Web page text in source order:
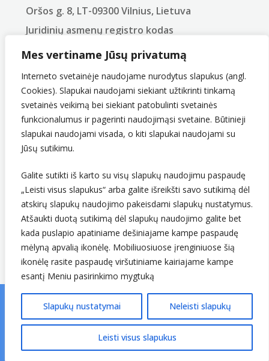
Mes vertiname Jūsų privatumą
Interneto svetainėje naudojame nurodytus slapukus (angl.
Cookies). Slapukai naudojami siekiant užtikrinti tinkamą
svetainės veikimą bei siekiant patobulinti svetainės
funkcionalumus ir pagerinti naudojimąsi svetaine. Būtinieji
slapukai naudojami visada, o kiti slapukai naudojami su
Jūsų sutikimu.
Galite sutikti iš karto su visų slapukų naudojimu paspaudę
„Leisti visus slapukus“ arba galite išreikšti savo sutikimą dėl
atskirų slapukų naudojimo pakeisdami slapukų nustatymus.
Atšaukti duotą sutikimą dėl slapukų naudojimo galite bet
kada puslapio apatiniame dešiniajame kampe paspaudę
mėlyną apvalią ikonėlę. Mobiliuosiuose įrenginiuose šią
ikonėlę rasite paspaudę viršutiniame kairiajame kampe
esantį Meniu pasirinkimo mygtuką
Slapukų nustatymai Neleisti slapukų
Leisti visus slapukus
Oršos g. 8, LT-09300 Vilnius, Lietuva
Juridinių asmenų registro kodas
PVM mokėtojo kodas
LT907432416
Sekite mus
© Lietuvos hidrometeorologijos tarnyba prie Aplinkos